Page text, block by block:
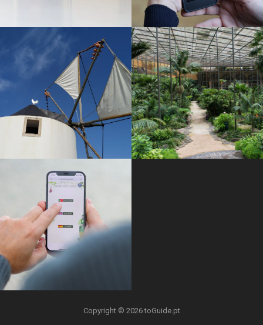
Copyright © 2026 toGuide.pt